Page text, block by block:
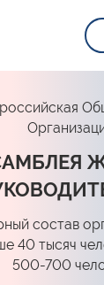
состав
40 тысяч
500-700